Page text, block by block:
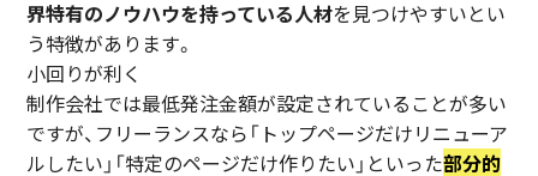
界特有のノウハウを持っている人材を見つけやすいとい
う特徴があります。
小回りが利く
制作会社では最低発注金額が設定されていることが多い
ですが、フリーランスなら「トップページだけリニューア
ルしたい」「特定のページだけ作りたい」といった部分的